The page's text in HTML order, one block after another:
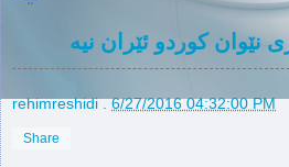
نێوان کوردو ئێران نیە
rehimreshidi .6/27/2016 04:32:00 PM
Share